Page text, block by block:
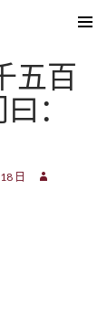
五百
：
日